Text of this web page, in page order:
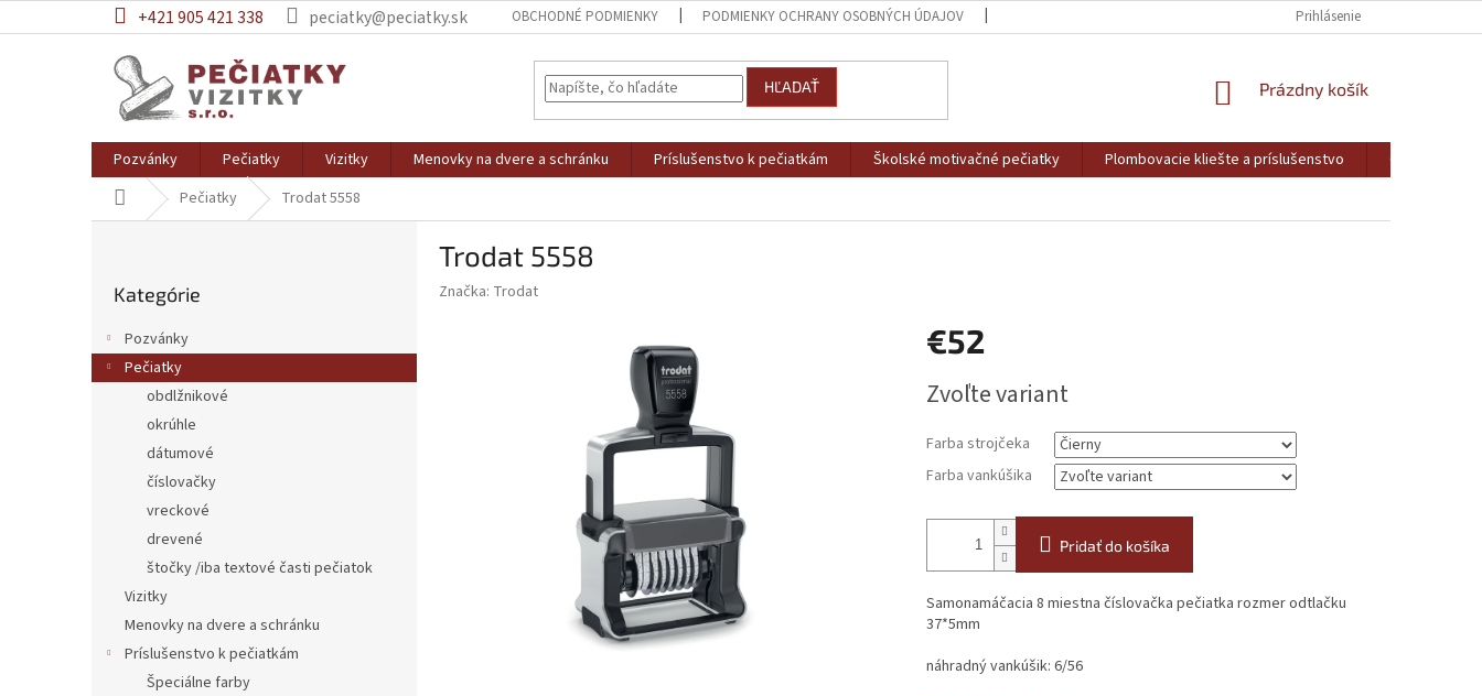
na
+421 905 421 338 peciatky@peciatky.sk OBCHODNÉ PODMIENKY PODMIENKY OCHRANY OSOBNÝCH ÚDAJOV MOJA OBJEDNÁVKA
Prihlásenie
HĽADAŤ
NÁKUPNÝ
Prázdny košík
Pozvánky Pečiatky Vizitky Menovky na dvere a schránku Príslušenstvo k pečiatkám Školské motivačné pečiatky Plombovacie kliešte a príslušenstvo
Gravírovanie
DomovPečiatky Trodat 5558
p
a
kategórie
Kategórie
Pozvánky
Pečiatky
obdlžnikové
okrúhle
dátumové
číslovačky
vreckové
drevené
štočky /iba textové časti pečiatok
Vizitky
Menovky na dvere a schránku
Príslušenstvo k pečiatkám
Špeciálne farby
Trodat 5558
Značka: Trodat
€52
cena:
Zvoľte variant
Farba strojčeka
Farba vankúšika
Pridať do košíka
Samonamáčacia 8 miestna číslovačka pečiatka rozmer odtlačku
37*5mm
náhradný vankúšik: 6/56